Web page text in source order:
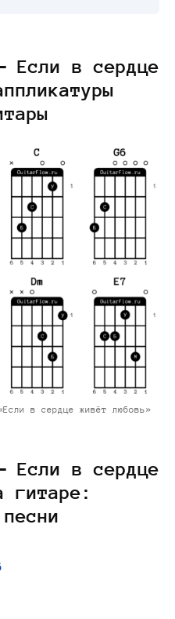
Если в сердце
в сердце живёт любовь»
Если в сердце
гитаре: